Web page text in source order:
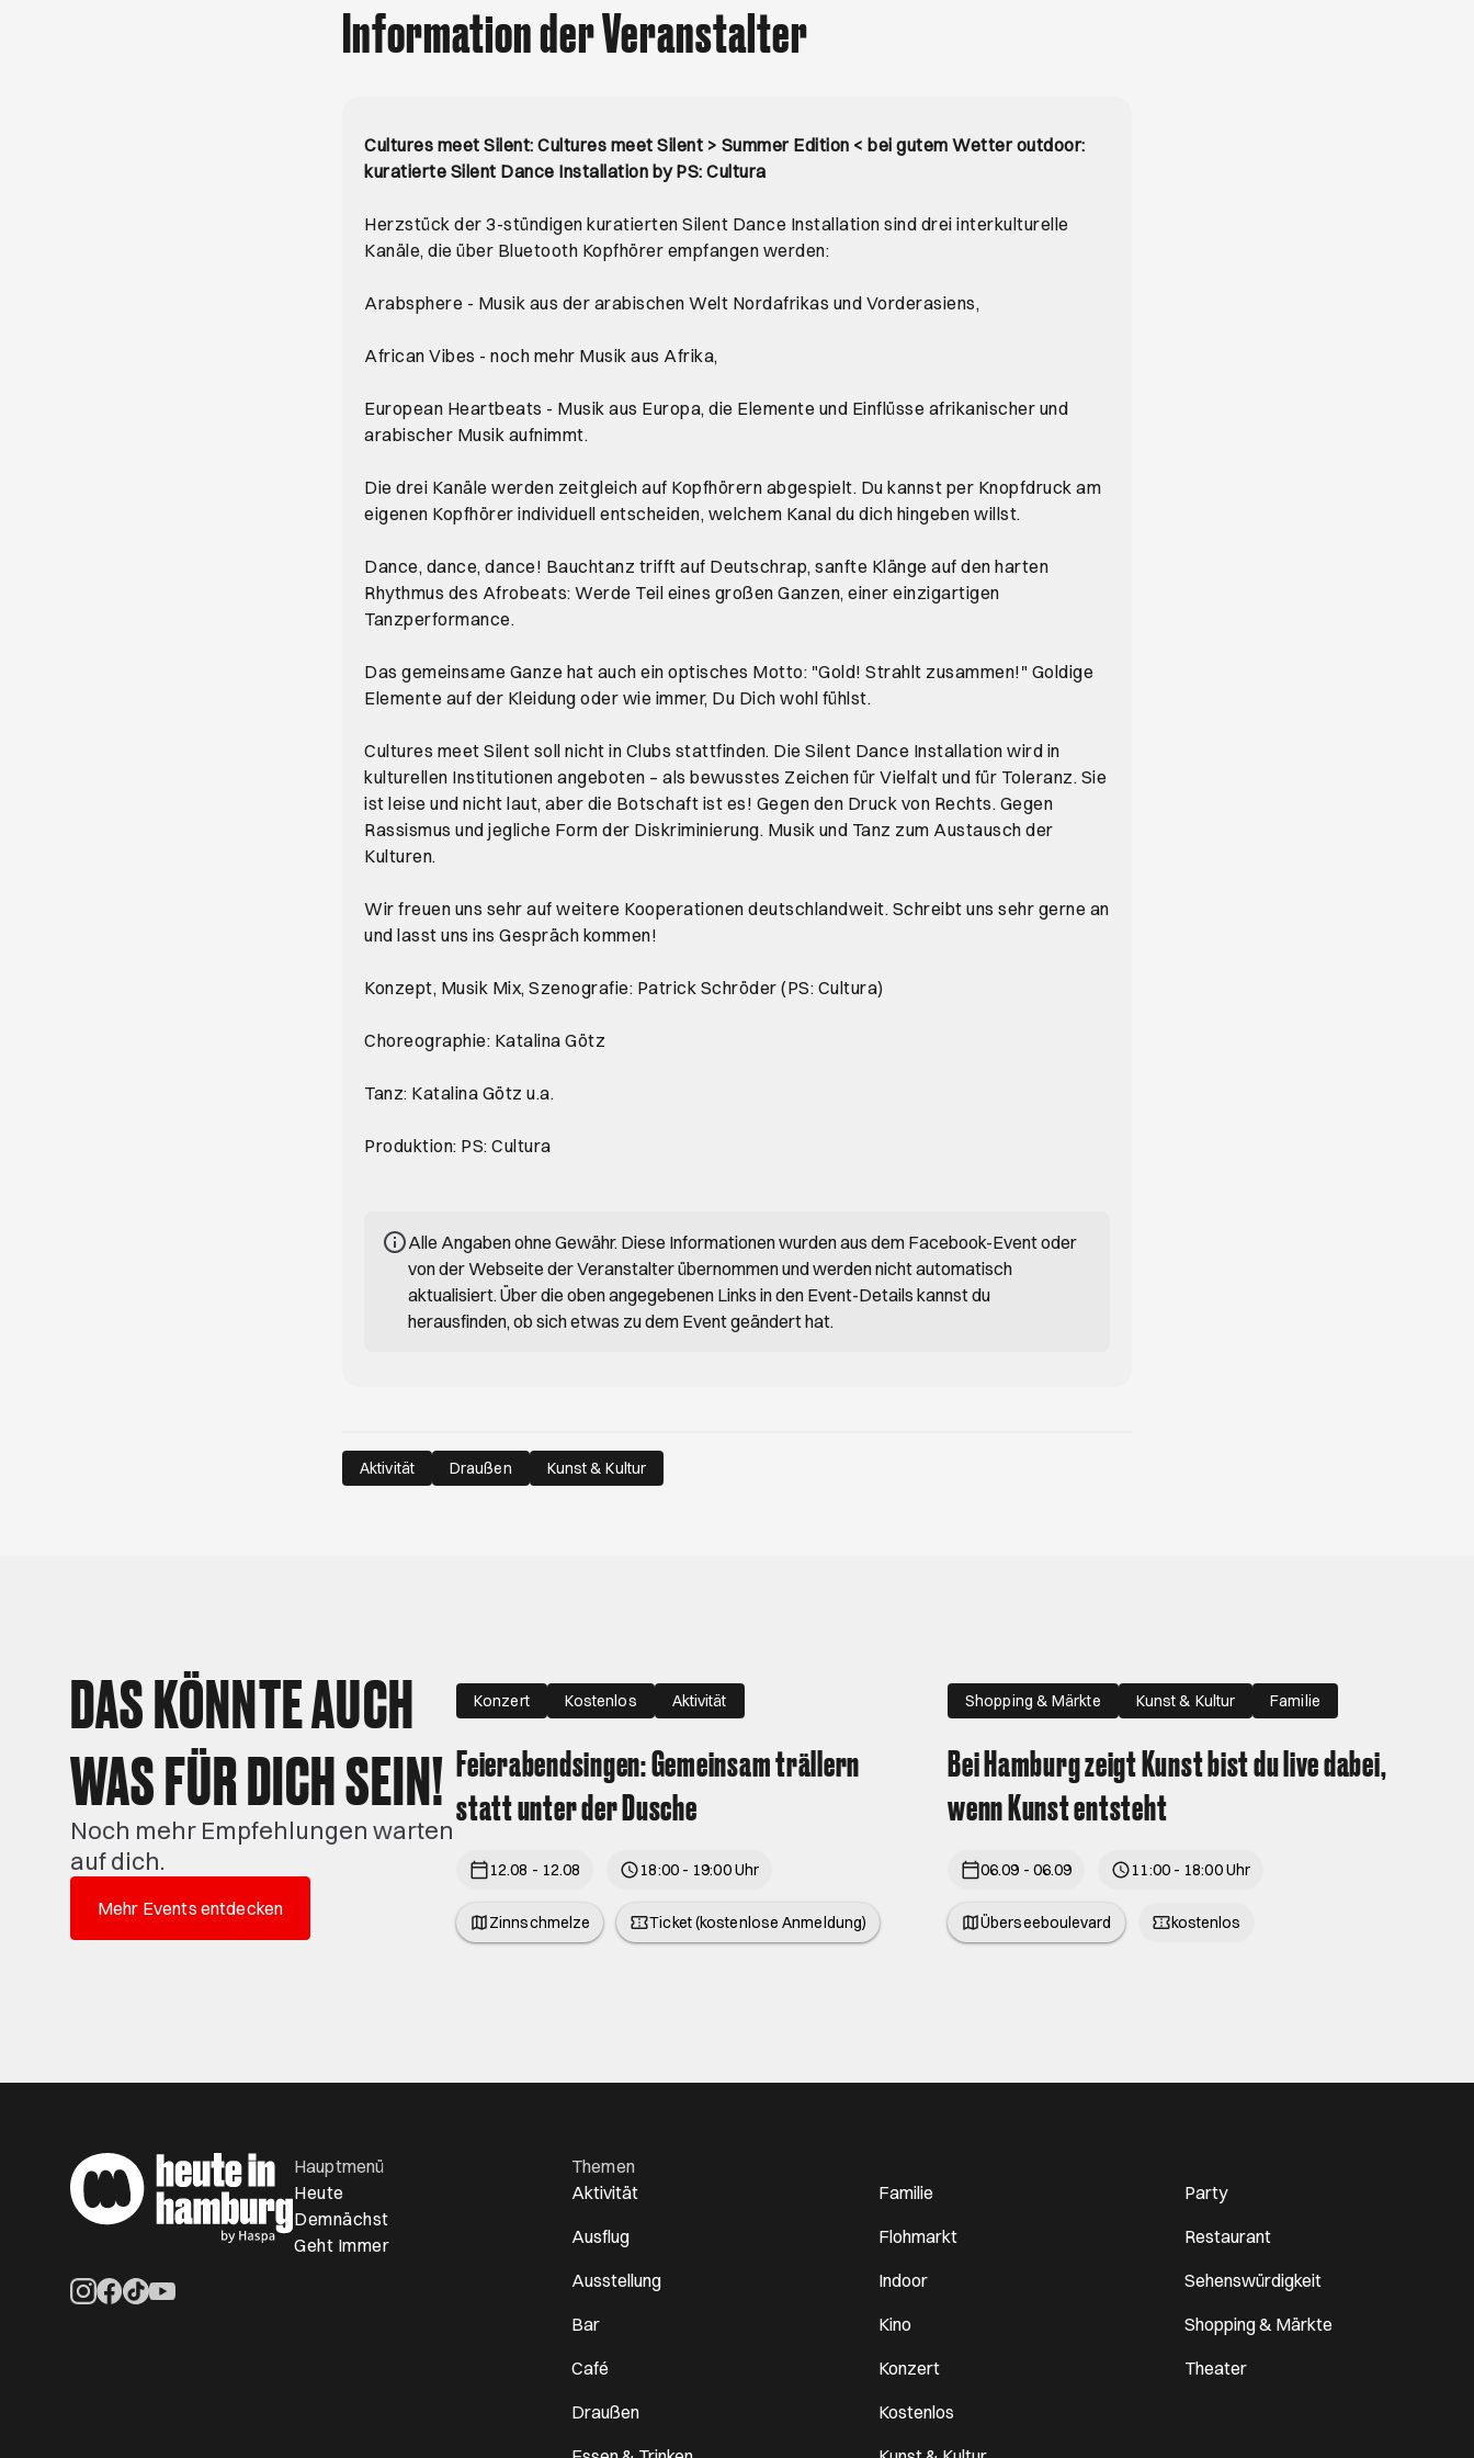
Information der Veranstalter
Cultures meet Silent: Cultures meet Silent > Summer Edition < bei gutem Wetter outdoor:
kuratierte Silent Dance Installation by PS: Cultura
Herzstück der 3-stündigen kuratierten Silent Dance Installation sind drei interkulturelle
Kanäle, die über Bluetooth Kopfhörer empfangen werden:
Arabsphere - Musik aus der arabischen Welt Nordafrikas und Vorderasiens,
African Vibes - noch mehr Musik aus Afrika,
European Heartbeats - Musik aus Europa, die Elemente und Einflüsse afrikanischer und
arabischer Musik aufnimmt.
Die drei Kanäle werden zeitgleich auf Kopfhörern abgespielt. Du kannst per Knopfdruck am
eigenen Kopfhörer individuell entscheiden, welchem Kanal du dich hingeben willst.
Dance, dance, dance! Bauchtanz trifft auf Deutschrap, sanfte Klänge auf den harten
Rhythmus des Afrobeats: Werde Teil eines großen Ganzen, einer einzigartigen
Tanzperformance.
Das gemeinsame Ganze hat auch ein optisches Motto: "Gold! Strahlt zusammen!" Goldige
Elemente auf der Kleidung oder wie immer, Du Dich wohl fühlst.
Cultures meet Silent soll nicht in Clubs stattfinden. Die Silent Dance Installation wird in
kulturellen Institutionen angeboten – als bewusstes Zeichen für Vielfalt und für Toleranz. Sie
ist leise und nicht laut, aber die Botschaft ist es! Gegen den Druck von Rechts. Gegen
Rassismus und jegliche Form der Diskriminierung. Musik und Tanz zum Austausch der
Kulturen.
Wir freuen uns sehr auf weitere Kooperationen deutschlandweit. Schreibt uns sehr gerne an
und lasst uns ins Gespräch kommen!
Konzept, Musik Mix, Szenografie: Patrick Schröder (PS: Cultura)
Choreographie: Katalina Götz
Tanz: Katalina Götz u.a.
Produktion: PS: Cultura
Alle Angaben ohne Gewähr. Diese Informationen wurden aus dem Facebook-Event oder
von der Webseite der Veranstalter übernommen und werden nicht automatisch
aktualisiert. Über die oben angegebenen Links in den Event-Details kannst du
herausfinden, ob sich etwas zu dem Event geändert hat.
Aktivität Draußen Kunst & Kultur
DAS KÖNNTE AUCH
WAS FÜR DICH SEIN!
Noch mehr Empfehlungen warten
auf dich.
Mehr Events entdecken
Konzert Kostenlos Aktivität
Feierabendsingen: Gemeinsam trällern
statt unter der Dusche
12.08 - 12.08 18:00 - 19:00 Uhr
Zinnschmelze Ticket (kostenlose Anmeldung)
Shopping & Märkte Kunst & Kultur Familie
Bei Hamburg zeigt Kunst bist du live dabei,
wenn Kunst entsteht
06.09 - 06.09 11:00 - 18:00 Uhr
Überseeboulevard kostenlos
Hauptmenü
Heute
Demnächst
Geht Immer
Themen
Aktivität
Ausflug
Ausstellung
Bar
Café
Draußen
Familie
Flohmarkt
Indoor
Kino
Konzert
Kostenlos
Party
Restaurant
Sehenswürdigkeit
Shopping & Märkte
Theater